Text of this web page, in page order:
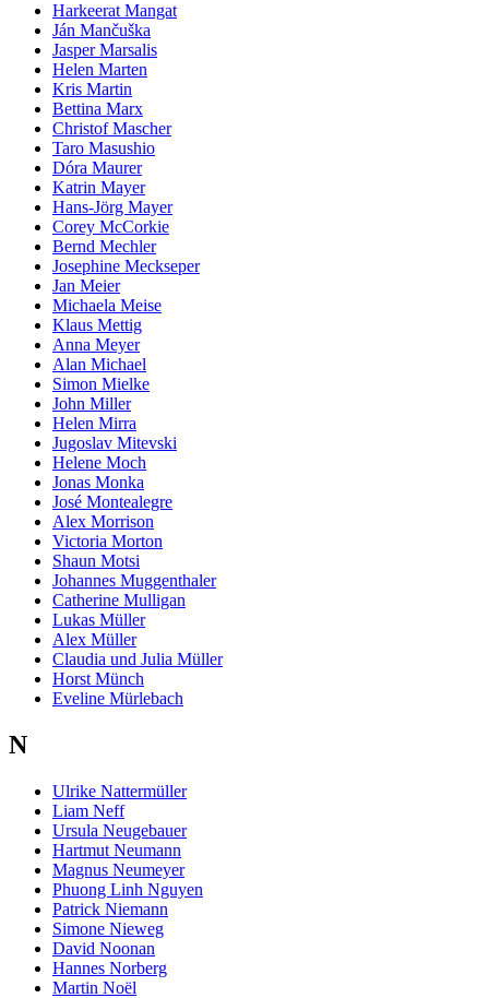
Harkeerat Mangat
Ján Mančuška
Jasper Marsalis
Helen Marten
Kris Martin
Bettina Marx
Christof Mascher
Taro Masushio
Dóra Maurer
Katrin Mayer
Hans-Jörg Mayer
Corey McCorkie
Bernd Mechler
Josephine Meckseper
Jan Meier
Michaela Meise
Klaus Mettig
Anna Meyer
Alan Michael
Simon Mielke
John Miller
Helen Mirra
Jugoslav Mitevski
Helene Moch
Jonas Monka
José Montealegre
Alex Morrison
Victoria Morton
Shaun Motsi
Johannes Muggenthaler
Catherine Mulligan
Lukas Müller
Alex Müller
Claudia und Julia Müller
Horst Münch
Eveline Mürlebach
N
Ulrike Nattermüller
Liam Neff
Ursula Neugebauer
Hartmut Neumann
Magnus Neumeyer
Phuong Linh Nguyen
Patrick Niemann
Simone Nieweg
David Noonan
Hannes Norberg
Martin Noël